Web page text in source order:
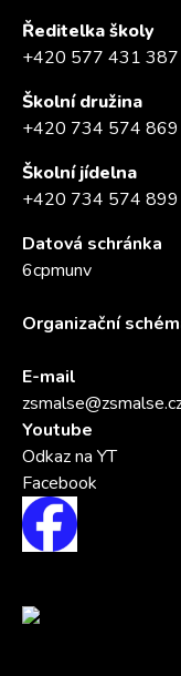
Ředitelka školy
+420 577 431 387
Školní družina
+420 734 574 869
Školní jídelna
+420 734 574 899
Datová schránka
6cpmunv
Organizační
E-mail
Youtube
Odkaz na YT
Facebook